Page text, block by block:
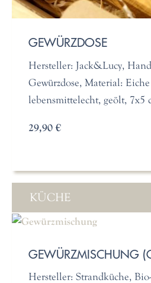
GEWÜRZDOSE
Hersteller: Jack&Lucy,
Gewürzdose, Material:
lebensmittelecht, geölt, 7x5
29,90 €
KÜCHE
GEWÜRZMISCHUNG
Hersteller: Strandküche,